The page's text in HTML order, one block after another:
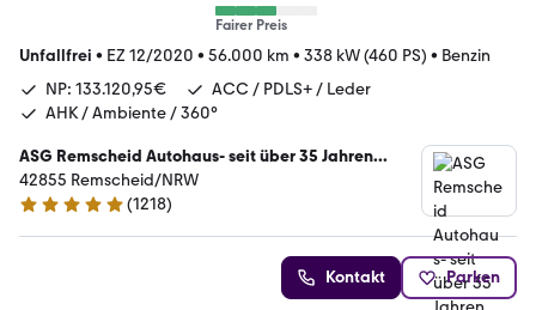
Fairer Preis
Unfallfrei • EZ 12/2020 • 56.000 km • 338 kW (460 PS) • Benzin
NP: 133.120,95€
ACC / PDLS+ / Leder
AHK / Ambiente / 360°
ASG Remscheid Autohaus- seit über 35 Jahren...
42855 Remscheid/NRW
4.8 Sterne
(1218)
Kontakt Parken